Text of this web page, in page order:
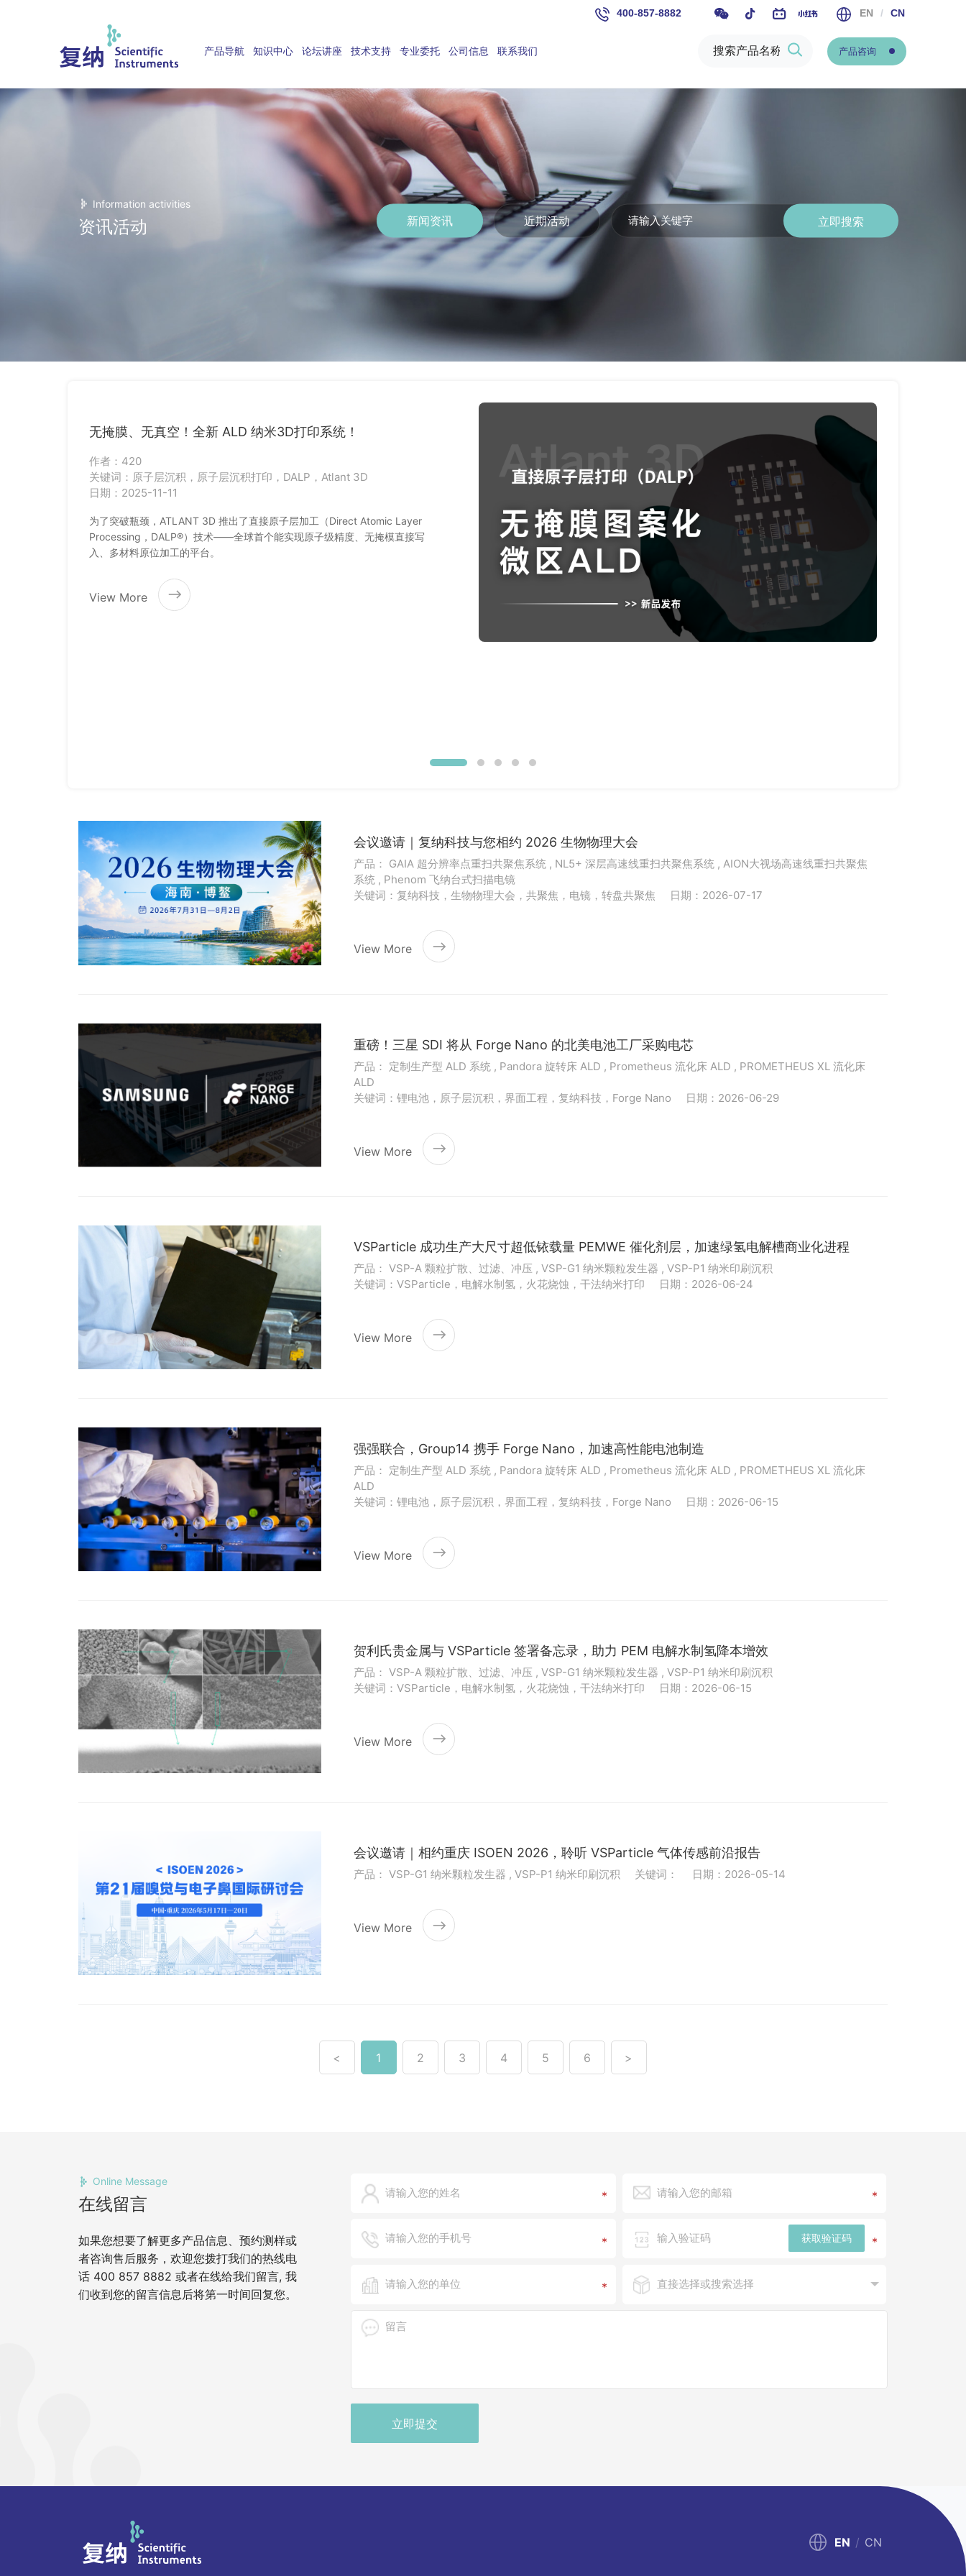
400-857-8882 EN / CN
产品导航 知识中心 论坛讲座 技术支持 专业委托 公司信息 联系我们 产品咨询
Information activities
资讯活动 新闻资讯 近期活动 立即搜索
无掩膜、无真空！全新 ALD 纳米3D打印系统！
作者：420
关键词：原子层沉积，原子层沉积打印，DALP，Atlant 3D
日期：2025-11-11
为了突破瓶颈，ATLANT 3D 推出了直接原子层加工（Direct Atomic Layer
Processing，DALP®）技术——全球首个能实现原子级精度、无掩模直接写
入、多材料原位加工的平台。
View More
会议邀请｜复纳科技与您相约 2026 生物物理大会
产品： GAIA 超分辨率点重扫共聚焦系统 , NL5+ 深层高速线重扫共聚焦系统 , AION大视场高速线重扫共聚焦
系统 , Phenom 飞纳台式扫描电镜
关键词：复纳科技，生物物理大会，共聚焦，电镜，转盘共聚焦
日期：2026-07-17
View More
重磅！三星 SDI 将从 Forge Nano 的北美电池工厂采购电芯
产品： 定制生产型 ALD 系统 , Pandora 旋转床 ALD , Prometheus 流化床 ALD , PROMETHEUS XL 流化床
ALD
关键词：锂电池，原子层沉积，界面工程，复纳科技，Forge Nano
日期：2026-06-29
View More
VSParticle 成功生产大尺寸超低铱载量 PEMWE 催化剂层，加速绿氢电解槽商业化进程
产品： VSP-A 颗粒扩散、过滤、冲压 , VSP-G1 纳米颗粒发生器 , VSP-P1 纳米印刷沉积
关键词：VSParticle，电解水制氢，火花烧蚀，干法纳米打印
日期：2026-06-24
View More
强强联合，Group14 携手 Forge Nano，加速高性能电池制造
产品： 定制生产型 ALD 系统 , Pandora 旋转床 ALD , Prometheus 流化床 ALD , PROMETHEUS XL 流化床
ALD
关键词：锂电池，原子层沉积，界面工程，复纳科技，Forge Nano
日期：2026-06-15
View More
贺利氏贵金属与 VSParticle 签署备忘录，助力 PEM 电解水制氢降本增效
产品： VSP-A 颗粒扩散、过滤、冲压 , VSP-G1 纳米颗粒发生器 , VSP-P1 纳米印刷沉积
关键词：VSParticle，电解水制氢，火花烧蚀，干法纳米打印
日期：2026-06-15
View More
会议邀请｜相约重庆 ISOEN 2026，聆听 VSParticle 气体传感前沿报告
产品： VSP-G1 纳米颗粒发生器 , VSP-P1 纳米印刷沉积 关键词： 日期：2026-05-14
View More
< 1 2 3 4 5 6 >
Online Message
在线留言
如果您想要了解更多产品信息、预约测样或
者咨询售后服务，欢迎您拨打我们的热线电
话 400 857 8882 或者在线给我们留言, 我
们收到您的留言信息后将第一时间回复您。
* *
* *
获取验证码
*
立即提交
EN / CN